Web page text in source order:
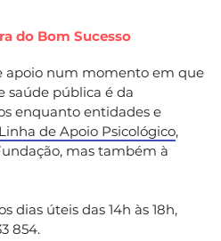
do Bom Sucesso
apoio num momento em que
saúde pública é da
enquanto entidades e
Linha de Apoio Psicológico,
mas também à
dias úteis das 14h às 18h,
854.